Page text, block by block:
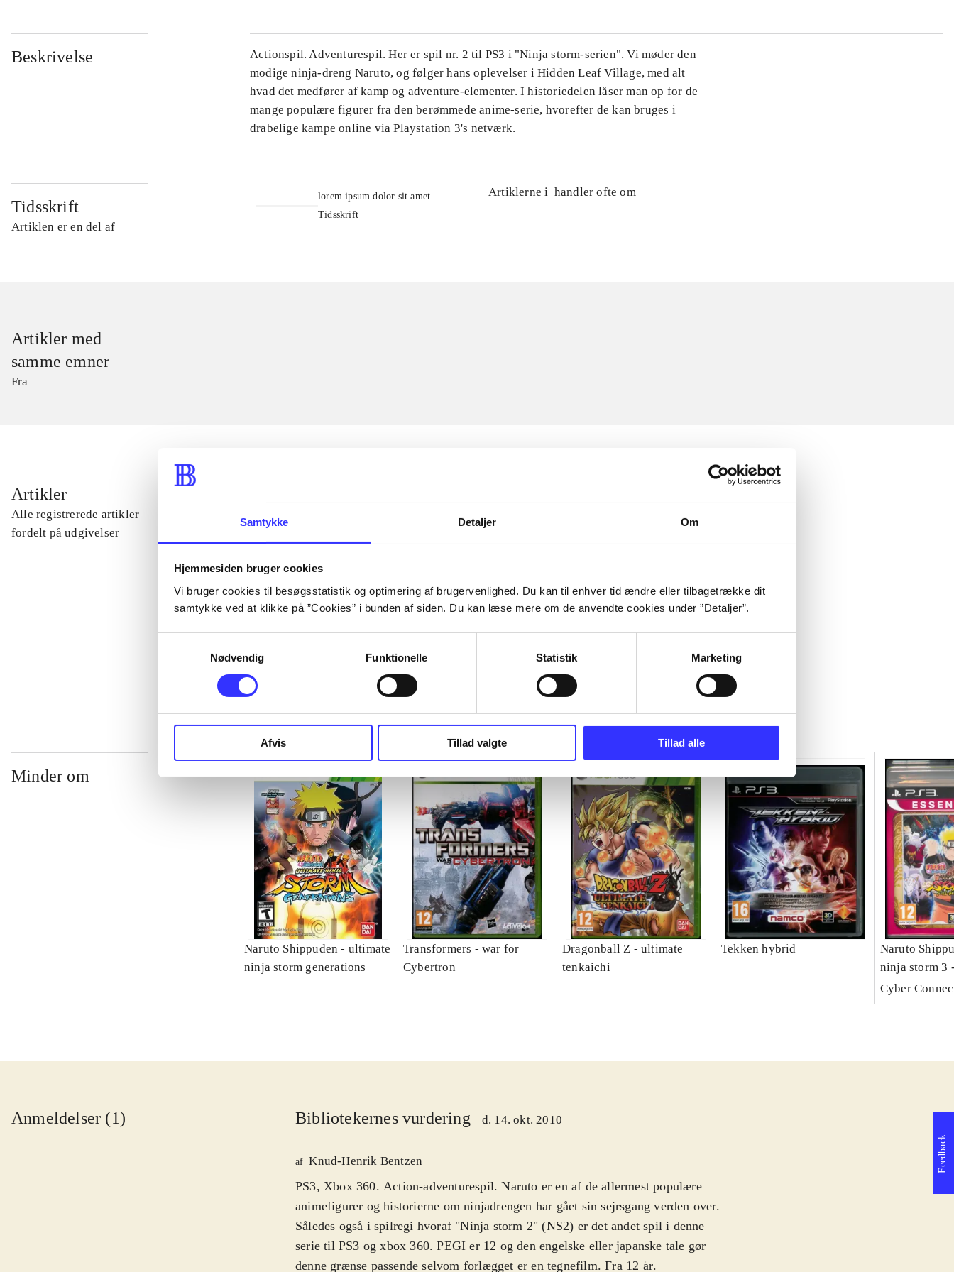
Samtykke Detaljer Om
Hjemmesiden bruger cookies
Vi bruger cookies til besøgsstatistik og optimering af brugervenlighed. Du kan til enhver tid ændre eller tilbagetrække dit
samtykke ved at klikke på ”Cookies” i bunden af siden. Du kan læse mere om de anvendte cookies under ”Detaljer”.
Nødvendig
Funktionelle Statistik Marketing
Afvis Tillad valgte Tillad alle
Beskrivelse
Actionspil. Adventurespil. Her er spil nr. 2 til PS3 i "Ninja storm-serien". Vi møder den
modige ninja-dreng Naruto, og følger hans oplevelser i Hidden Leaf Village, med alt
hvad det medfører af kamp og adventure-elementer. I historiedelen låser man op for de
mange populære figurer fra den berømmede anime-serie, hvorefter de kan bruges i
drabelige kampe online via Playstation 3's netværk.
Tidsskrift
Artiklen er en del af
lorem ipsum dolor sit amet ...
Tidsskrift
Artiklerne i handler ofte om
Artikler med
samme emner
Fra
Artikler
Alle registrerede artikler
fordelt på udgivelser
Minder om
Naruto Shippuden - ultimate
ninja storm generations
Transformers - war for
Cybertron
Dragonball Z - ultimate
tenkaichi
Tekken hybrid
Naruto
ninja storm 3
Cyber
Anmeldelser (1) Bibliotekernes vurdering d. 14. okt. 2010
af Knud-Henrik Bentzen
PS3, Xbox 360. Action-adventurespil. Naruto er en af de allermest populære
animefigurer og historierne om ninjadrengen har gået sin sejrsgang verden over.
Således også i spilregi hvoraf "Ninja storm 2" (NS2) er det andet spil i denne
serie til PS3 og xbox 360. PEGI er 12 og den engelske eller japanske tale gør
denne grænse passende selvom forlægget er en tegnefilm. Fra 12 år.
Feedback